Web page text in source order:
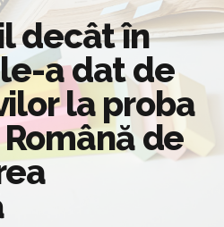
decât în
le-a dat de
la proba
de